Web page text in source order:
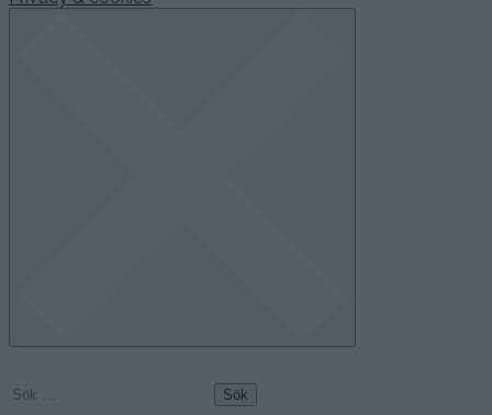
Sök